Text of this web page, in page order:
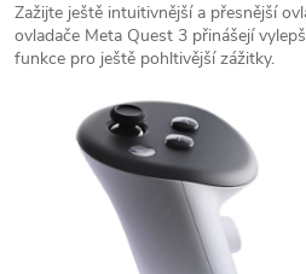
Zažijte ještě intuitivnější a přesnější
ovladače Meta Quest 3 přinášejí
funkce pro ještě pohltivější zážitky.